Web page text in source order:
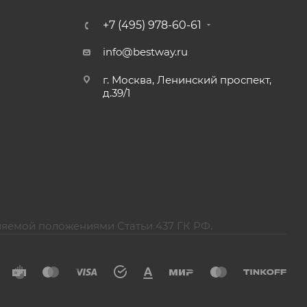
+7 (495) 978-60-61
info@bestway.ru
г. Москва, Ленинский проспект,
д.39/1
положениями Статьи 437 ГК РФ.